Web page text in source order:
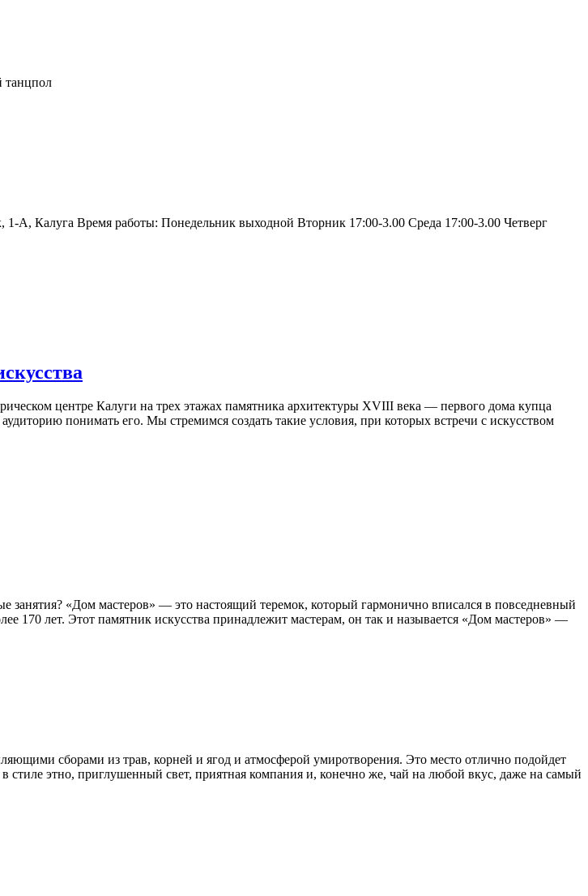
танцпол
1-А, Калуга Время работы: Понедельник выходной Вторник 17:00-3.00 Среда 17:00-3.00 Четверг
центре Калуги на трех этажах памятника архитектуры XVIII века — первого дома купца
понимать его. Мы стремимся создать такие условия, при которых встречи с искусством
занятия? «Дом мастеров» — это настоящий теремок, который гармонично вписался в повседневный
170 лет. Этот памятник искусства принадлежит мастерам, он так и называется «Дом мастеров» —
сборами из трав, корней и ягод и атмосферой умиротворения. Это место отлично подойдет
стиле этно, приглушенный свет, приятная компания и, конечно же, чай на любой вкус, даже на самый